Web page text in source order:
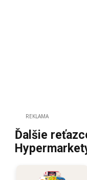
REKLAMA
Ďalšie